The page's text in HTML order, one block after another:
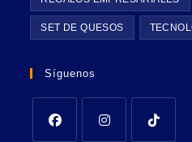
SET DE QUESOS
Síguenos